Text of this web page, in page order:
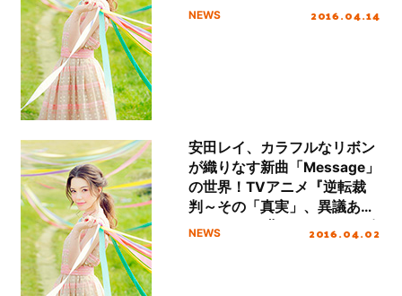
NEWS 2016.04.14
安田レイ、カラフルなリボン
が織りなす新曲「Message」
の世界！TVアニメ『逆転裁
判～その「真実」、異議あ
り！～』ED曲アートワーク公
NEWS 2016.04.02